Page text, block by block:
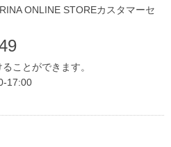
ONLINE STOREカスタマーセ
ことができます。
17:00